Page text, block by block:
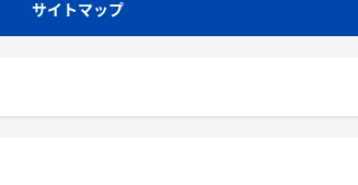
サイトマップ